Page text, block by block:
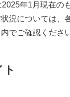
年1月現在の
況については、
でご確認くださ
ト